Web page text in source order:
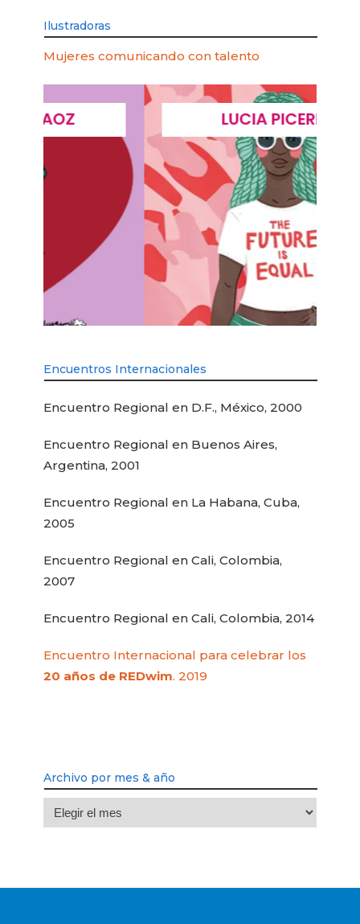
Ilustradoras
Mujeres comunicando con talento
LUCIA PICERNO
Encuentros Internacionales
Encuentro Regional en D.F., México, 2000
Encuentro Regional en Buenos Aires,
Argentina, 2001
Encuentro Regional en La Habana, Cuba,
2005
Encuentro Regional en Cali, Colombia,
2007
Encuentro Regional en Cali, Colombia, 2014
Encuentro Internacional para celebrar los
20 años de REDwim. 2019
Archivo por mes & año
Archivo
por
año